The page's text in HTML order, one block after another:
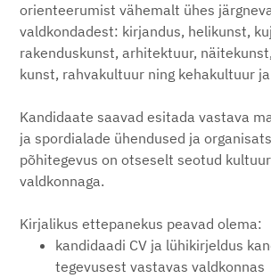
orienteerumist vähemalt ühes
valdkondadest: kirjandus, helikunst,
rakenduskunst, arhitektuur,
kunst, rahvakultuur ning kehakultuur
Kandidaate saavad esitada vastava
ja spordialade ühendused ja
põhitegevus on otseselt seotud
valdkonnaga.
Kirjalikus ettepanekus peavad olema:
kandidaadi CV ja lühikirjeldus
tegevusest vastavas valdkonnas